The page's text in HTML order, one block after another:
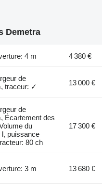
Demetra
4 m 4 380 €
de
traceur: ✓
13 000 €
de
Écartement des
du
l, puissance
80 ch
17 300 €
3 m 13 680 €